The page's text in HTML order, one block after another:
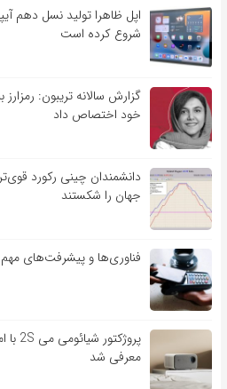
اپل ظاهرا تولید نسل دهم
شروع کرده است
گزارش سالانه تریبون: رمزارز
خود اختصاص داد
دانشمندان چینی رکورد
جهان را شکستند
فناوری‌ها و پیشرفت‌های
معرفی شد